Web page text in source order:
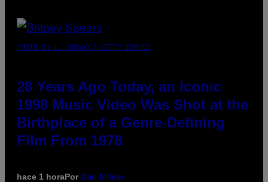
PHOTO BY L. BUSACCA/GETTY IMAGES
28 Years Ago Today, an Iconic
1998 Music Video Was Shot at the
Birthplace of a Genre-Defining
Film From 1978
hace 1 horaPor Dan Milam